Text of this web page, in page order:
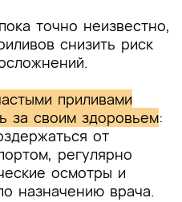
точно неизвестно,
снизить риск
приливами
за своим здоровьем:
от
регулярно
осмотры и
назначению врача.